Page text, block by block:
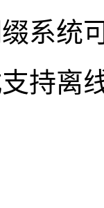
系统
持离